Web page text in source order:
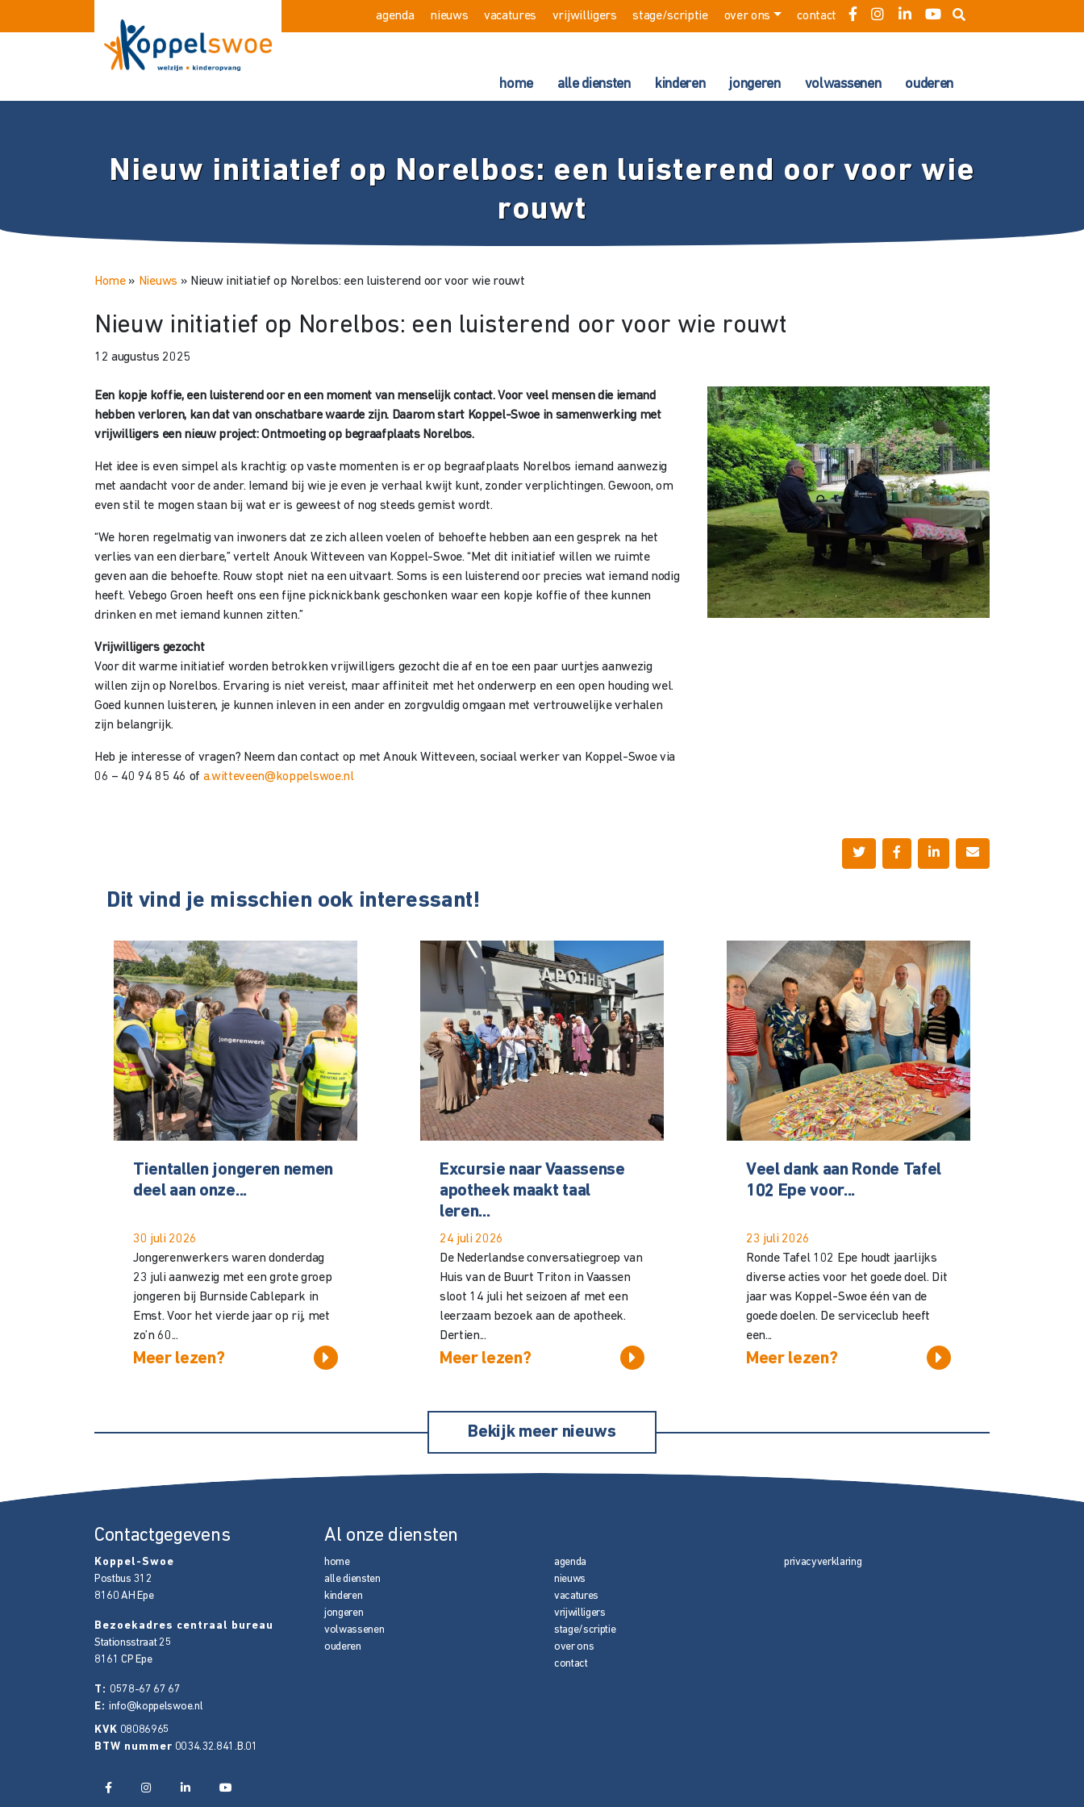
agenda nieuws vacatures vrijwilligers stage/scriptie over ons contact
home alle diensten kinderen jongeren volwassenen ouderen
Nieuw initiatief op Norelbos: een luisterend oor voor wie
rouwt
Home» Nieuws » Nieuw initiatief op Norelbos: een luisterend oor voor wie rouwt
Nieuw initiatief op Norelbos: een luisterend oor voor wie rouwt
12 augustus 2025
Een kopje koffie, een luisterend oor en een moment van menselijk contact. Voor veel mensen die iemand
hebben verloren, kan dat van onschatbare waarde zijn. Daarom start Koppel-Swoe in samenwerking met
vrijwilligers een nieuw project: Ontmoeting op begraafplaats Norelbos.
Het idee is even simpel als krachtig: op vaste momenten is er op begraafplaats Norelbos iemand aanwezig
met aandacht voor de ander. Iemand bij wie je even je verhaal kwijt kunt, zonder verplichtingen. Gewoon, om
even stil te mogen staan bij wat er is geweest of nog steeds gemist wordt.
“We horen regelmatig van inwoners dat ze zich alleen voelen of behoefte hebben aan een gesprek na het
verlies van een dierbare,” vertelt Anouk Witteveen van Koppel-Swoe. “Met dit initiatief willen we ruimte
geven aan die behoefte. Rouw stopt niet na een uitvaart. Soms is een luisterend oor precies wat iemand nodig
heeft. Vebego Groen heeft ons een fijne picknickbank geschonken waar een kopje koffie of thee kunnen
drinken en met iemand kunnen zitten.”
Vrijwilligers gezocht
Voor dit warme initiatief worden betrokken vrijwilligers gezocht die af en toe een paar uurtjes aanwezig
willen zijn op Norelbos. Ervaring is niet vereist, maar affiniteit met het onderwerp en een open houding wel.
Goed kunnen luisteren, je kunnen inleven in een ander en zorgvuldig omgaan met vertrouwelijke verhalen
zijn belangrijk.
Heb je interesse of vragen? Neem dan contact op met Anouk Witteveen, sociaal werker van Koppel-Swoe via
06 – 40 94 85 46 of a.witteveen@koppelswoe.nl
Dit vind je misschien ook interessant!
Tientallen jongeren nemen
deel aan onze...
30 juli 2026
Jongerenwerkers waren donderdag
23 juli aanwezig met een grote groep
jongeren bij Burnside Cablepark in
Emst. Voor het vierde jaar op rij, met
zo’n 60...
Meer lezen?
Excursie naar Vaassense
apotheek maakt taal
leren...
24 juli 2026
De Nederlandse conversatiegroep van
Huis van de Buurt Triton in Vaassen
sloot 14 juli het seizoen af met een
leerzaam bezoek aan de apotheek.
Dertien...
Meer lezen?
Veel dank aan Ronde Tafel
102 Epe voor...
23 juli 2026
Ronde Tafel 102 Epe houdt jaarlijks
diverse acties voor het goede doel. Dit
jaar was Koppel-Swoe één van de
goede doelen. De serviceclub heeft
een...
Meer lezen?
Bekijk meer nieuws
Contactgegevens
Koppel-Swoe
Postbus 312
8160 AH Epe
Bezoekadres centraal bureau
Stationsstraat 25
8161 CP Epe
T: 0578-67 67 67
E: info@koppelswoe.nl
KVK 08086965
BTW nummer 0034.32.841.B.01
Al onze diensten
home
alle diensten
kinderen
jongeren
volwassenen
ouderen
agenda
nieuws
vacatures
vrijwilligers
stage/scriptie
over ons
contact
privacyverklaring